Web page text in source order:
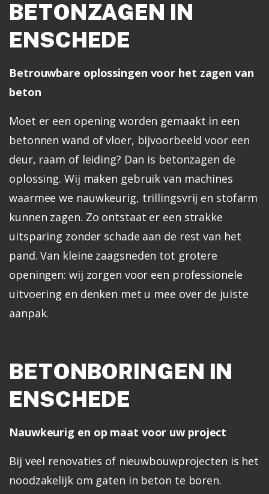
BETONZAGEN IN
ENSCHEDE
Betrouwbare oplossingen voor het zagen van
beton
Moet er een opening worden gemaakt in een
betonnen wand of vloer, bijvoorbeeld voor een
deur, raam of leiding? Dan is betonzagen de
oplossing. Wij maken gebruik van machines
waarmee we nauwkeurig, trillingsvrij en stofarm
kunnen zagen. Zo ontstaat er een strakke
uitsparing zonder schade aan de rest van het
pand.Van kleine zaagsneden tot grotere
openingen: wij zorgen voor een professionele
uitvoering en denken met u mee over de juiste
aanpak.
BETONBORINGEN IN
ENSCHEDE
Nauwkeurig en op maat voor uw project
Bij veel renovaties of nieuwbouwprojecten is het
noodzakelijk om gaten in beton te boren.